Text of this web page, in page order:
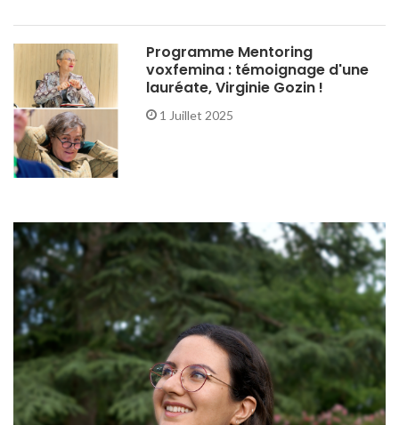
Programme Mentoring
voxfemina : témoignage d'une
lauréate, Virginie Gozin !
1 Juillet 2025